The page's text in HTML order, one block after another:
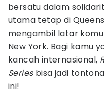
bersatu dalam
utama tetap di
mengambil latar
New York. Bagi kamu
kancah internasional,
Seriesbisa jadi
ini!